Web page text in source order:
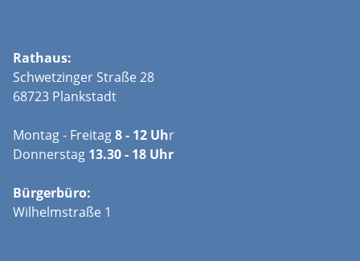
Rathaus:
Schwetzinger Straße 28
68723 Plankstadt
Montag - Freitag8 - 12 Uhr
Donnerstag 13.30 - 18 Uhr
Bürgerbüro:
Wilhelmstraße 1